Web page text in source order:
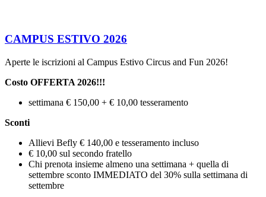
CAMPUS ESTIVO 2026
Aperte le iscrizioni al Campus Estivo Circus and Fun 2026!
Costo OFFERTA 2026!!!
settimana € 150,00 + € 10,00 tesseramento
Sconti
Allievi Befly € 140,00 e tesseramento incluso
€ 10,00 sul secondo fratello
Chi prenota insieme almeno una settimana + quella di
settembre sconto IMMEDIATO del 30% sulla settimana di
settembre